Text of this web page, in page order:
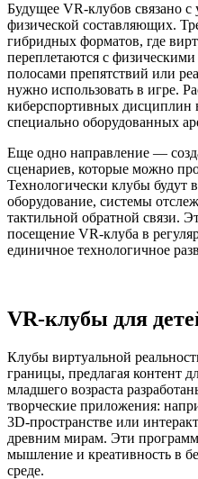
Будущее VR-клубов связано
физической составляющих.
гибридных форматов, где
переплетаются с
полосами препятствий или
нужно использовать в игре.
киберспортивных дисциплин
специально оборудованных
Еще одно направление —
сценариев, которые можно
Технологически клубы будут
оборудование, системы
тактильной обратной связи.
посещение VR-клуба в
единичное технологичное
VR-клубы для
Клубы виртуальной
границы, предлагая контент
младшего возраста
творческие приложения:
3D-пространстве или
древним мирам. Эти
мышление и креативность в
среде.